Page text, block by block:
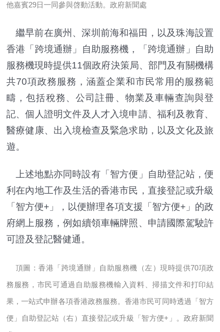
他嘉賓29日一同參與啓動活動。政府新聞處
繼早前在廣州、深圳前海和福田，以及珠海設置
香港「跨境通辦」自助服務機，「跨境通辦」自助
服務機現時提供11個政府決策局、部門及有關機構
共70項政務服務，涵蓋企業和市民常用的服務範
疇，包括稅務、公司註冊、物業及車輛查詢與登
記、個人證明文件及人才入境申請、福利及教育、
醫療健康、出入境檢查及緊急求助，以及文化及旅
遊。
上述地點亦同時設有「智方便」自助登記站，便
利在內地工作及生活的香港市民，直接登記或升級
「智方便+」，以便辦理各項支援「智方便+」的政
府網上服務，例如續領車輛牌照、申請國際駕駛許
可證及登記醫健通。
頂圖：香港「跨境通辦」自助服務機（左）現時提供70項政
務服務，市民可通過自助服務機輸入資料、掃描文件和打印結
果，一站式申辦各項香港政務服務。香港市民可同時透過「智方
便」自助登記站（右）直接登記或升級「智方便+」。政府新聞